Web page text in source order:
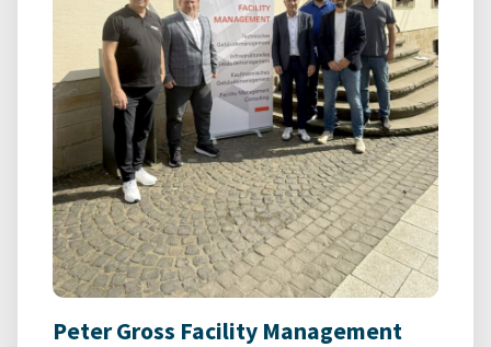
Peter Gross Facility Management